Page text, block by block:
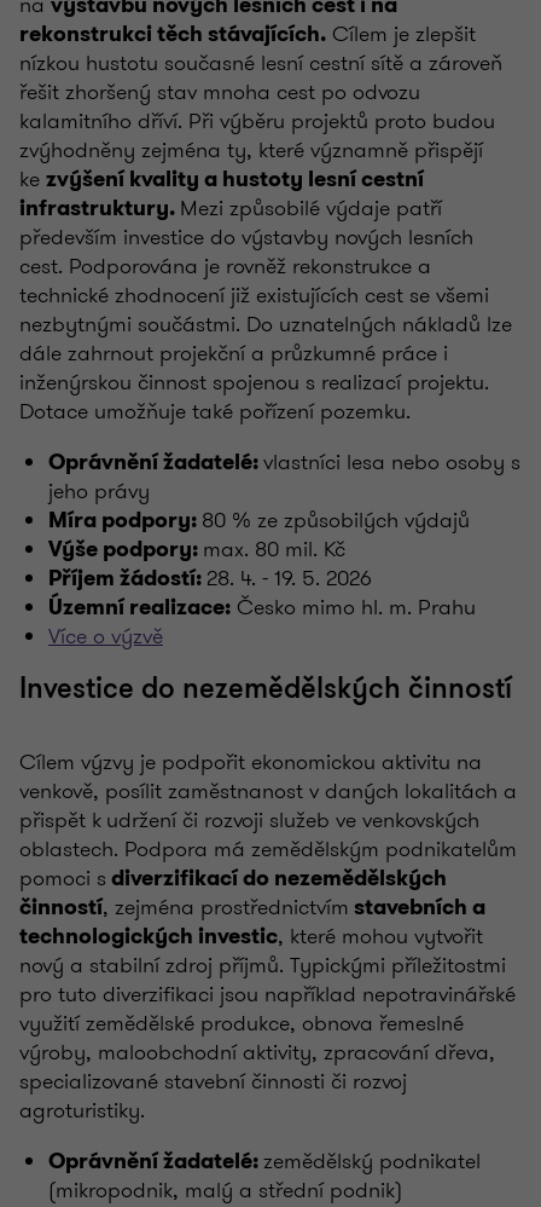
rekonstrukci těch stávajících. Cílem je zlepšit
nízkou hustotu současné lesní cestní sítě a zároveň
řešit zhoršený stav mnoha cest po odvozu
kalamitního dříví. Při výběru projektů proto budou
zvýhodněny zejména ty, které významně přispějí
ke zvýšení kvality a hustoty lesní cestní
infrastruktury. Mezi způsobilé výdaje patří
především investice do výstavby nových lesních
cest. Podporována je rovněž rekonstrukce a
technické zhodnocení již existujících cest se všemi
nezbytnými součástmi. Do uznatelných nákladů lze
dále zahrnout projekční a průzkumné práce i
inženýrskou činnost spojenou s realizací projektu.
Dotace umožňuje také pořízení pozemku.
Oprávnění žadatelé:vlastníci lesa nebo osoby s
jeho právy
Míra podpory: 80 % ze způsobilých výdajů
Výše podpory: max. 80 mil. Kč
Příjem žádostí: 28. 4. - 19. 5. 2026
Územní realizace: Česko mimo hl. m. Prahu
Více o výzvě
Investice do nezemědělských činností
Cílem výzvy je podpořit ekonomickou aktivitu na
venkově, posílit zaměstnanost v daných lokalitách a
přispět k udržení či rozvoji služeb ve venkovských
oblastech. Podpora má zemědělským podnikatelům
pomoci s diverzifikací do nezemědělských
činností, zejména prostřednictvím stavebních a
technologických investic, které mohou vytvořit
nový a stabilní zdroj příjmů. Typickými příležitostmi
pro tuto diverzifikaci jsou například nepotravinářské
využití zemědělské produkce, obnova řemeslné
výroby, maloobchodní aktivity, zpracování dřeva,
specializované stavební činnosti či rozvoj
agroturistiky.
Oprávnění žadatelé:zemědělský podnikatel
(mikropodnik, malý a střední podnik)